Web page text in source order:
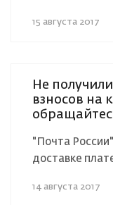
15 августа 2017
Не
взносов на
"Почта
доставке
14 августа 2017